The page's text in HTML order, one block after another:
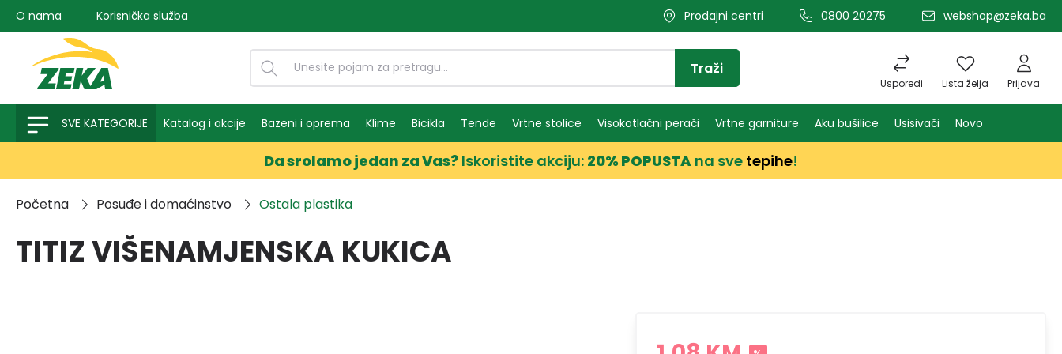
pretragu Preskoči na glavnu navigaciju
O nama Korisnička služba Prodajni centri 0800 20275 webshop@zeka.ba
Usporedi Lista želja Prijava
Traži
SVE KATEGORIJE Katalog i akcije Bazeni i oprema Klime Bicikla Tende Vrtne stolice Visokotlačni perači Vrtne garniture Aku bušilice Usisivači Novo
Da srolamo jedan za Vas? Iskoristite akciju: 20% POPUSTA na sve tepihe!
Početna Posuđe i domaćinstvo Ostala plastika
TITIZ VIŠENAMJENSKA KUKICA